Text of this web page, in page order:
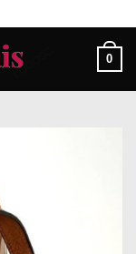
0